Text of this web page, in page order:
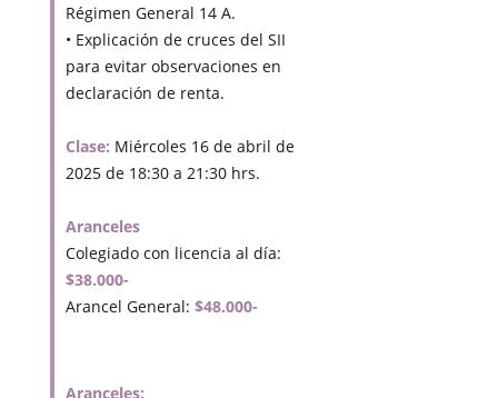
Régimen General 14 A.
• Explicación de cruces del SII
para evitar observaciones en
declaración de renta.
Clase: Miércoles 16 de abril de
2025 de 18:30 a 21:30 hrs.
Aranceles
Colegiado con licencia al día:
$38.000-
Arancel General: $48.000-
Aranceles: